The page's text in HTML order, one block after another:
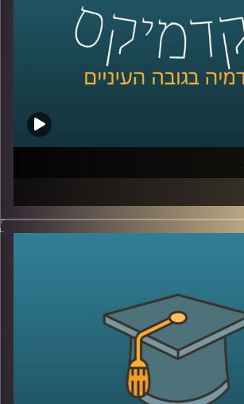
ליפשין על מגיפת הפרידות בתקופת
ליפשין על "מוטיבציה לחוסר אונים" –
רעיון לא יכולים לממש אותו בגלל
החלום של פרופ' אריאל (אריק) שמיר,
היא להנגיש יכולות שבעבר היו שמורות
אדם שרוצה לערוך סרט ולא יודע איך יוכל
הסרט והמחשב יערוך את חומרי הגלם
לא יצטרכו את עזרתם של מהנדסים
יעשו את החישובים עבורם. רוצים
לפודקסט.